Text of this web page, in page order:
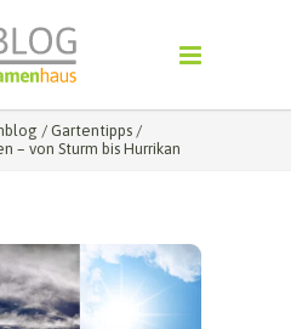
/ Gartentipps /
– von Sturm bis Hurrikan